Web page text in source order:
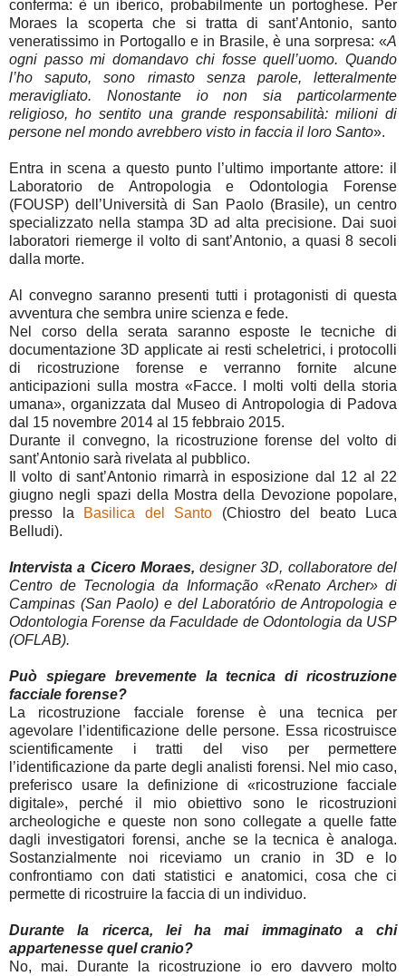
conferma: è un iberico, probabilmente un portoghese. Per
Moraes la scoperta che si tratta di sant’Antonio, santo
veneratissimo in Portogallo e in Brasile, è una sorpresa: «A
ogni passo mi domandavo chi fosse quell’uomo. Quando
l’ho saputo, sono rimasto senza parole, letteralmente
meravigliato. Nonostante io non sia particolarmente
religioso, ho sentito una grande responsabilità: milioni di
persone nel mondo avrebbero visto in faccia il loro Santo».
Entra in scena a questo punto l’ultimo importante attore: il
Laboratorio de Antropologia e Odontologia Forense
(FOUSP) dell’Università di San Paolo (Brasile), un centro
specializzato nella stampa 3D ad alta precisione. Dai suoi
laboratori riemerge il volto di sant’Antonio, a quasi 8 secoli
dalla morte.
Al convegno saranno presenti tutti i protagonisti di questa
avventura che sembra unire scienza e fede.
Nel corso della serata saranno esposte le tecniche di
documentazione 3D applicate ai resti scheletrici, i protocolli
di ricostruzione forense e verranno fornite alcune
anticipazioni sulla mostra «Facce. I molti volti della storia
umana», organizzata dal Museo di Antropologia di Padova
dal 15 novembre 2014 al 15 febbraio 2015.
Durante il convegno, la ricostruzione forense del volto di
sant’Antonio sarà rivelata al pubblico.
Il volto di sant’Antonio rimarrà in esposizione dal 12 al 22
giugno negli spazi della Mostra della Devozione popolare,
presso la
Basilica del Santo (Chiostro del beato Luca
Belludi).
Intervista a Cicero Moraes, designer 3D, collaboratore del
Centro de Tecnologia da Informação «Renato Archer» di
Campinas (San Paolo) e del Laboratório de Antropologia e
Odontologia Forense da Faculdade de Odontologia da USP
(OFLAB).
Può spiegare brevemente la tecnica di ricostruzione
facciale forense?
La ricostruzione facciale forense è una tecnica per
agevolare l’identificazione delle persone. Essa ricostruisce
scientificamente i tratti del viso per permettere
l’identificazione da parte degli analisti forensi. Nel mio caso,
preferisco usare la definizione di «ricostruzione facciale
digitale», perché il mio obiettivo sono le ricostruzioni
archeologiche e queste non sono collegate a quelle fatte
dagli investigatori forensi, anche se la tecnica è analoga.
Sostanzialmente noi riceviamo un cranio in 3D e lo
confrontiamo con dati statistici e anatomici, cosa che ci
permette di ricostruire la faccia di un individuo.
Durante la ricerca, lei ha mai immaginato a chi
appartenesse quel cranio?
No, mai. Durante la ricostruzione io ero davvero molto